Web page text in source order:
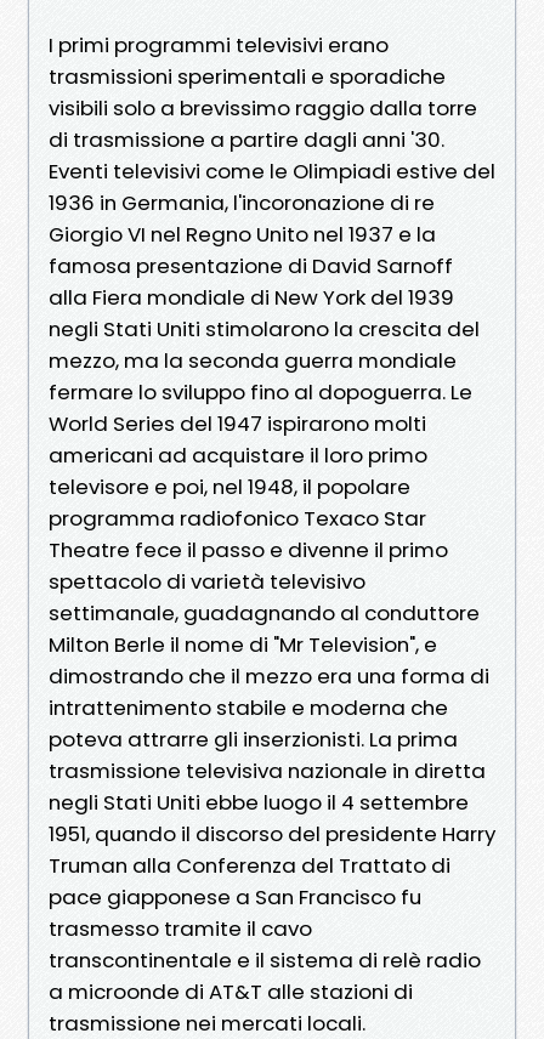
I primi programmi televisivi erano
trasmissioni sperimentali e sporadiche
visibili solo a brevissimo raggio dalla torre
di trasmissione a partire dagli anni '30.
Eventi televisivi come le Olimpiadi estive del
1936 in Germania, l'incoronazione di re
Giorgio VI nel Regno Unito nel 1937 e la
famosa presentazione di David Sarnoff
alla Fiera mondiale di New York del 1939
negli Stati Uniti stimolarono la crescita del
mezzo, ma la seconda guerra mondiale
fermare lo sviluppo fino al dopoguerra. Le
World Series del 1947 ispirarono molti
americani ad acquistare il loro primo
televisore e poi, nel 1948, il popolare
programma radiofonico Texaco Star
Theatre fece il passo e divenne il primo
spettacolo di varietà televisivo
settimanale, guadagnando al conduttore
Milton Berle il nome di "Mr Television", e
dimostrando che il mezzo era una forma di
intrattenimento stabile e moderna che
poteva attrarre gli inserzionisti. La prima
trasmissione televisiva nazionale in diretta
negli Stati Uniti ebbe luogo il 4 settembre
1951, quando il discorso del presidente Harry
Truman alla Conferenza del Trattato di
pace giapponese a San Francisco fu
trasmesso tramite il cavo
transcontinentale e il sistema di relè radio
a microonde di AT&T alle stazioni di
trasmissione nei mercati locali.